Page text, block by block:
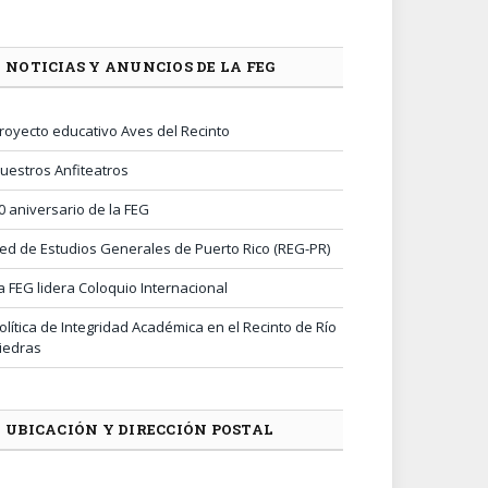
NOTICIAS Y ANUNCIOS DE LA FEG
educativo Aves del Recinto
Anfiteatros
aniversario de la FEG
de Estudios Generales de Puerto Rico (REG-PR)
FEG lidera Coloquio Internacional
de Integridad Académica en el Recinto de Río
UBICACIÓN Y DIRECCIÓN POSTAL